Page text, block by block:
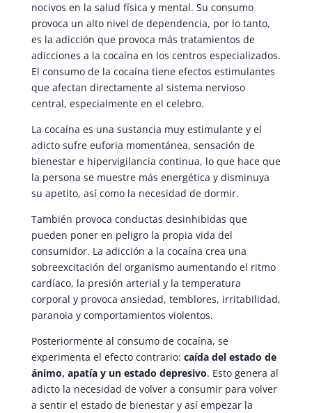
nocivos en la salud física y mental. Su consumo
provoca un alto nivel de dependencia, por lo tanto,
es la adicción que provoca más tratamientos de
adicciones a la cocaína en los centros especializados.
El consumo de la cocaína tiene efectos estimulantes
que afectan directamente al sistema nervioso
central, especialmente en el celebro.
La cocaína es una sustancia muy estimulante y el
adicto sufre euforia momentánea, sensación de
bienestar e hipervigilancia continua, lo que hace que
la persona se muestre más energética y disminuya
su apetito, así como la necesidad de dormir.
También provoca conductas desinhibidas que
pueden poner en peligro la propia vida del
consumidor. La adicción a la cocaína crea una
sobreexcitación del organismo aumentando el ritmo
cardíaco, la presión arterial y la temperatura
corporal y provoca ansiedad, temblores, irritabilidad,
paranoia y comportamientos violentos.
Posteriormente al consumo de cocaína, se
experimenta el efecto contrario: caída del estado de
ánimo, apatía y un estado depresivo. Esto genera al
adicto la necesidad de volver a consumir para volver
a sentir el estado de bienestar y así empezar la